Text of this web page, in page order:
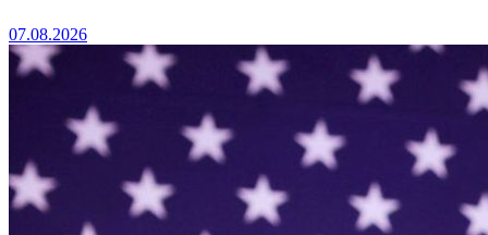
07.08.2026